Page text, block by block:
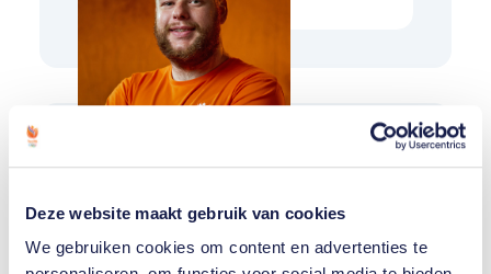
Deze website maakt gebruik van cookies
We gebruiken cookies om content en advertenties te
Handboogsport